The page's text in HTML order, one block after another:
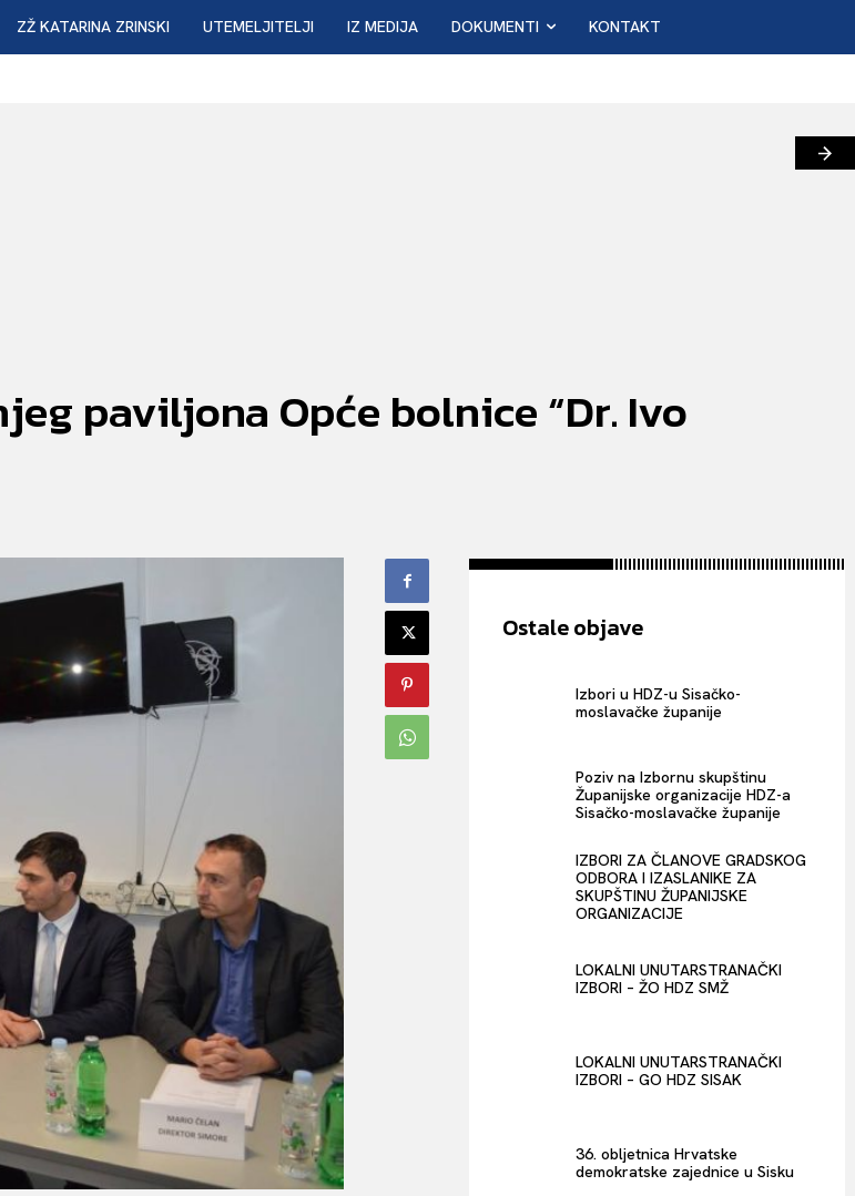
ZŽ KATARINA ZRINSKI UTEMELJITELJI IZ MEDIJA DOKUMENTI KONTAKT
paviljona Opće bolnice “Dr. Ivo
Ostale objave
Izbori u HDZ-u Sisačko-
moslavačke županije
Poziv na Izbornu skupštinu
Županijske organizacije HDZ-a
Sisačko-moslavačke županije
IZBORI ZA ČLANOVE GRADSKOG
ODBORA I IZASLANIKE ZA
SKUPŠTINU ŽUPANIJSKE
ORGANIZACIJE
LOKALNI UNUTARSTRANAČKI
IZBORI – ŽO HDZ SMŽ
LOKALNI UNUTARSTRANAČKI
IZBORI – GO HDZ SISAK
36. obljetnica Hrvatske
demokratske zajednice u Sisku